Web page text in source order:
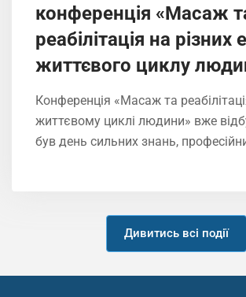
конференція «Масаж
реабілітація на різних
життєвого циклу
Конференція «Масаж та
життєвому циклі людини» вже
був день сильних знань,
Дивитись всі події